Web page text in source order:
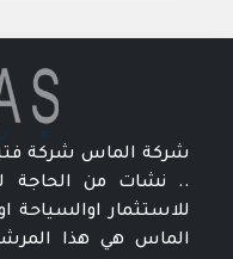
شركة الماس شركة
.. نشات من الحاجة
للاستثمار اوالسياحة
الماس هي هذا المرشد